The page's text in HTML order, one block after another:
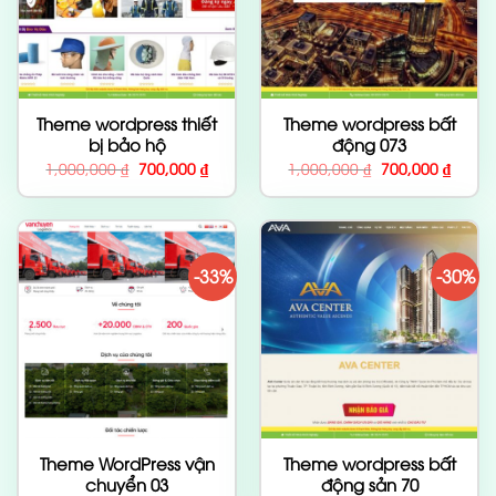
Theme wordpress thiết
bị bảo hộ
1,000,000₫ Giá
gốc
là:
700,000 ₫Giá
hiện
tại
700,000 ₫.
Theme wordpress bất
động 073
1,000,000₫ Giá
gốc
là:
700,000 ₫Giá
hiện
tại
-33%
Theme WordPress vận
chuyển 03
-30%
Theme wordpress bất
động sản 70